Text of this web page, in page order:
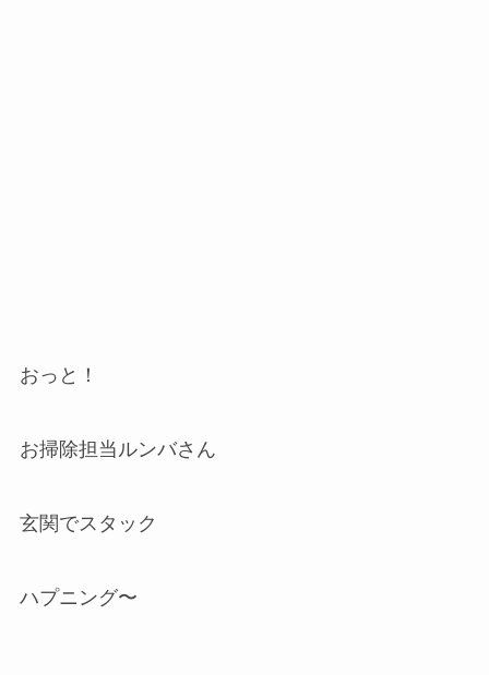
おっと！
お掃除担当ルンバさん
玄関でスタック
ハプニング〜